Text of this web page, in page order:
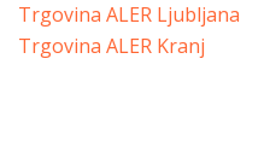
Trgovina ALER Ljubljana
Trgovina ALER Kranj